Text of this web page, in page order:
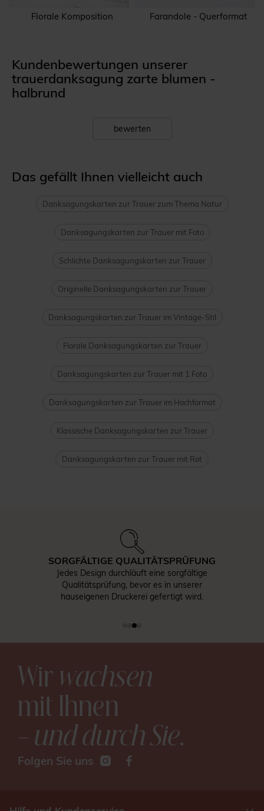
Florale Komposition Farandole - Querformat
Kundenbewertungen unserer
trauerdanksagung zarte blumen -
halbrund
bewerten
Das gefällt Ihnen vielleicht auch
Danksagungskarten zur Trauer zum Thema Natur
Danksagungskarten zur Trauer mit Foto
Schlichte Danksagungskarten zur Trauer
Originelle Danksagungskarten zur Trauer
Danksagungskarten zur Trauer im Vintage-Stil
Florale Danksagungskarten zur Trauer
Danksagungskarten zur Trauer mit 1 Foto
Danksagungskarten zur Trauer im Hochformat
Klassische Danksagungskarten zur Trauer
Danksagungskarten zur Trauer mit Rot
SORGFÄLTIGE QUALITÄTSPRÜFUNG
Jedes Design durchläuft eine sorgfältige
Qualitätsprüfung, bevor es in unserer
hauseigenen Druckerei gefertigt wird.
Wirwachsen
mit Ihnen
– und durch Sie.
Folgen Sie uns